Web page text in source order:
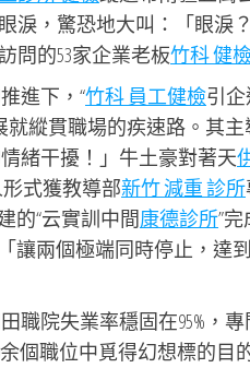
淚，驚恐地大叫：「眼淚
問的53家企業老板竹科 健
進下，“竹科 員工健檢引
就縱貫職場的疾速路。其
緒干擾！」牛土豪對著天
式獲教導部新竹 減重 診所
的“云實訓中間康德診所”
讓兩個極端同時停止，達
職院失業率穩固在95%，
余個職位中覓得幻想標的目